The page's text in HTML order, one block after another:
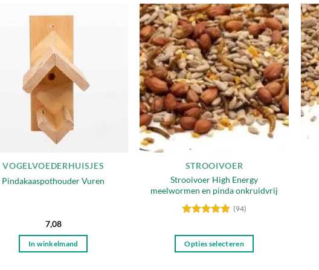
VOGELVOEDERHUISJES
Pindakaaspothouder Vuren
7,08
In winkelmand
Toevoegen
aan
verlanglijst
STROOIVOER
Strooivoer High Energy
meelwormen en pinda onkruidvrij
(94)
Opties selecteren